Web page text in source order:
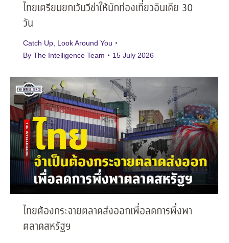
ไทยเตรียมยกเว้นวีซ่าให้นักท่องเที่ยวอินเดีย 30
วัน
Catch Up Look Around You
By The Intelligence Team 15 July 2026
ไทยต้องกระจายตลาดส่งออกเพื่อลดการพึ่งพา
ตลาดสหรัฐฯ